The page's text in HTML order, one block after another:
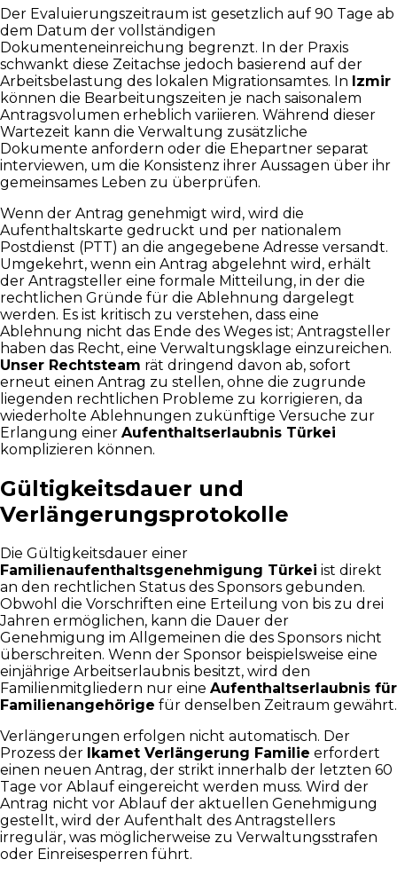
Der Evaluierungszeitraum ist gesetzlich auf 90 Tage ab
dem Datum der vollständigen
Dokumenteneinreichung begrenzt. In der Praxis
schwankt diese Zeitachse jedoch basierend auf der
Arbeitsbelastung des lokalen Migrationsamtes. In Izmir
können die Bearbeitungszeiten je nach saisonalem
Antragsvolumen erheblich variieren. Während dieser
Wartezeit kann die Verwaltung zusätzliche
Dokumente anfordern oder die Ehepartner separat
interviewen, um die Konsistenz ihrer Aussagen über ihr
gemeinsames Leben zu überprüfen.
Wenn der Antrag genehmigt wird, wird die
Aufenthaltskarte gedruckt und per nationalem
Postdienst (PTT) an die angegebene Adresse versandt.
Umgekehrt, wenn ein Antrag abgelehnt wird, erhält
der Antragsteller eine formale Mitteilung, in der die
rechtlichen Gründe für die Ablehnung dargelegt
werden. Es ist kritisch zu verstehen, dass eine
Ablehnung nicht das Ende des Weges ist; Antragsteller
haben das Recht, eine Verwaltungsklage einzureichen.
Unser Rechtsteam rät dringend davon ab, sofort
erneut einen Antrag zu stellen, ohne die zugrunde
liegenden rechtlichen Probleme zu korrigieren, da
wiederholte Ablehnungen zukünftige Versuche zur
Erlangung einer Aufenthaltserlaubnis Türkei
komplizieren können.
Gültigkeitsdauer und
Verlängerungsprotokolle
Die Gültigkeitsdauer einer
Familienaufenthaltsgenehmigung Türkei ist direkt
an den rechtlichen Status des Sponsors gebunden.
Obwohl die Vorschriften eine Erteilung von bis zu drei
Jahren ermöglichen, kann die Dauer der
Genehmigung im Allgemeinen die des Sponsors nicht
überschreiten. Wenn der Sponsor beispielsweise eine
einjährige Arbeitserlaubnis besitzt, wird den
Familienmitgliedern nur eine Aufenthaltserlaubnis für
Familienangehörige für denselben Zeitraum gewährt.
Verlängerungen erfolgen nicht automatisch. Der
Prozess der Ikamet Verlängerung Familie erfordert
einen neuen Antrag, der strikt innerhalb der letzten 60
Tage vor Ablauf eingereicht werden muss. Wird der
Antrag nicht vor Ablauf der aktuellen Genehmigung
gestellt, wird der Aufenthalt des Antragstellers
irregulär, was möglicherweise zu Verwaltungsstrafen
oder Einreisesperren führt.